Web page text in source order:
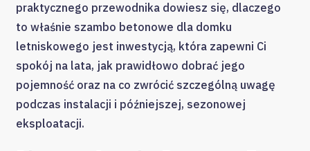
praktycznego przewodnika dowiesz się, dlaczego
to właśnie szambo betonowe dla domku
letniskowego jest inwestycją, która zapewni Ci
spokój na lata, jak prawidłowo dobrać jego
pojemność oraz na co zwrócić szczególną uwagę
podczas instalacji i późniejszej, sezonowej
eksploatacji.